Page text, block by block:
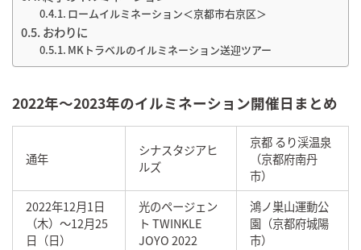
ロームイルミネーション＜京都市右京区＞
おわりに
MKトラベルのイルミネーション送迎ツアー
2022年～2023年のイルミネーション開催日まとめ
通年
シナスタジアヒ
ルズ
京都 るり渓温泉
（京都府南丹
市）
2022年12月1日
（木）～12月25
日（日）
光のページェン
ト TWINKLE
JOYO 2022
鴻ノ巣山運動公
園（京都府城陽
市）